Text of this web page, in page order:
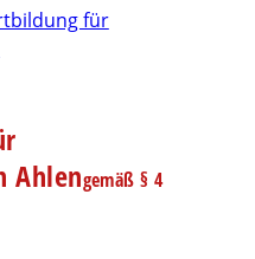
Ahlengemäß § 4